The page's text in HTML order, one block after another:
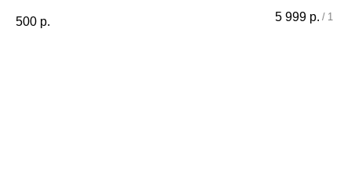
500 р. 5 999 р. / 1 шт